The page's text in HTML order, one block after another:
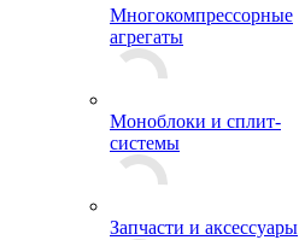
Многокомпрессорные
агрегаты
Моноблоки и сплит-
системы
Запчасти и аксессуары